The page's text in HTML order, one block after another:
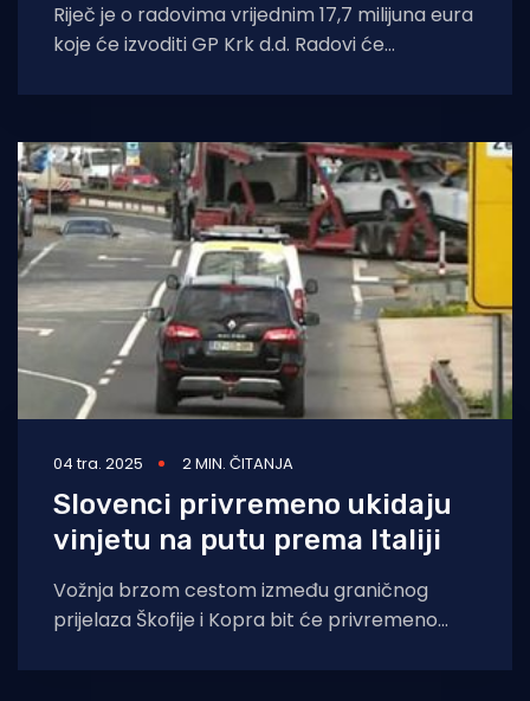
Riječ je o radovima vrijednim 17,7 milijuna eura
koje će izvoditi GP Krk d.d. Radovi će
04 tra. 2025 2 MIN. ČITANJA
Slovenci privremeno ukidaju
vinjetu na putu prema Italiji
Vožnja brzom cestom između graničnog
prijelaza Škofije i Kopra bit će privremeno
prometnica koje